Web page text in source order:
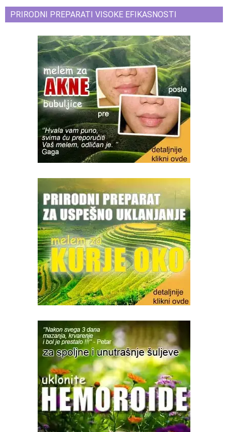
PRIRODNI PREPARATI VISOKE EFIKASNOSTI